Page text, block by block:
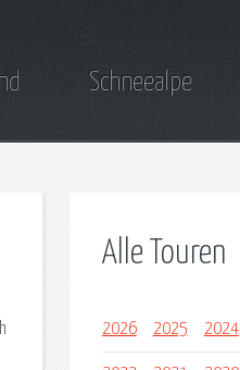
Schneealpe
Alle Touren
2026 2025 2024